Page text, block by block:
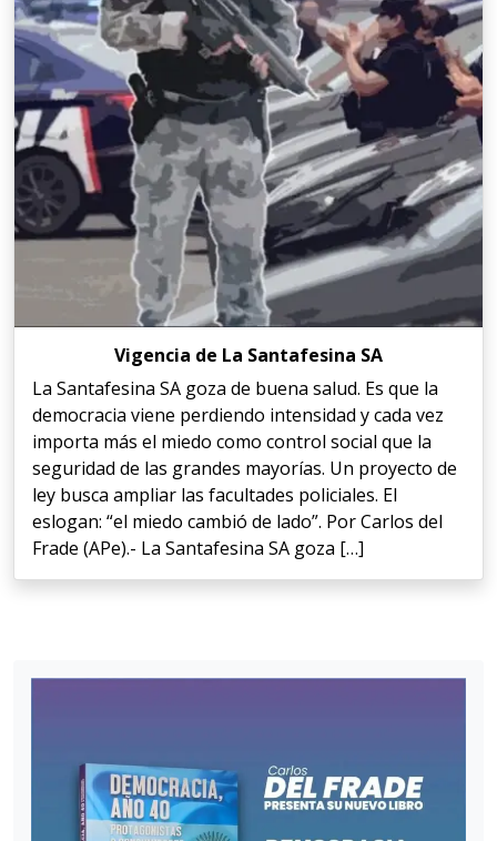
Vigencia de La Santafesina SA
La Santafesina SA goza de buena salud. Es que la
democracia viene perdiendo intensidad y cada vez
importa más el miedo como control social que la
seguridad de las grandes mayorías. Un proyecto de
ley busca ampliar las facultades policiales. El
eslogan: “el miedo cambió de lado”. Por Carlos del
Frade (APe).- La Santafesina SA goza […]